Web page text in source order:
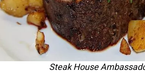
Steak House